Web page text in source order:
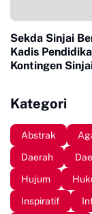
Sekda Sinjai
Kadis
Kontingen
Kategori
Abstrak
Daerah
Hujum
Inspiratif